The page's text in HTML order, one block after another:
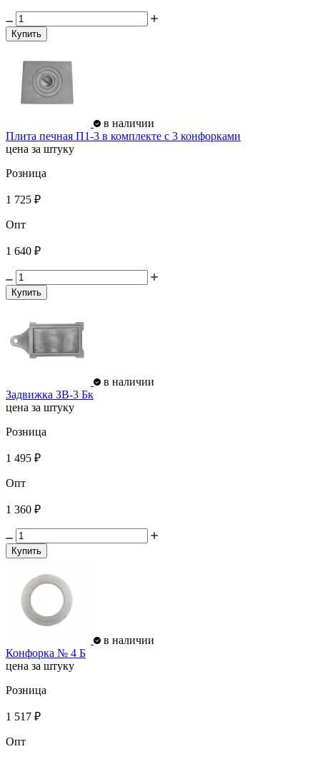
Купить
в наличии
Плита печная П1-3 в комплекте с 3 конфорками
цена за штуку
Розница
1 725 ₽
Опт
1 640 ₽
Купить
в наличии
Задвижка ЗВ-3 Бк
цена за штуку
Розница
1 495 ₽
Опт
1 360 ₽
Купить
в наличии
Конфорка № 4 Б
цена за штуку
Розница
1 517 ₽
Опт